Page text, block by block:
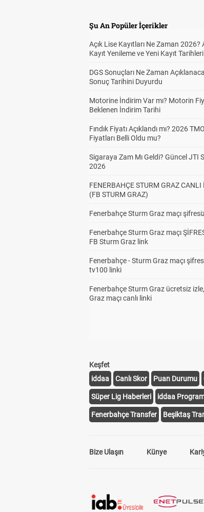
Şu An Popüler İçerikler
Açık Lise Kayıtları Ne Zaman 2026?
Kayıt Yenileme ve Yeni Kayıt Tarihleri
DGS Sonuçları Ne Zaman
Sonuç Tarihini Duyurdu
Motorine İndirim Var mı? Motorin
Beklenen İndirim Tarihi
Fındık Fiyatı Açıklandı mı? 2026
Fiyatları Belli Oldu mu?
Sigaraya Zam Mı Geldi? Güncel JTI
2026
FENERBAHÇE STURM GRAZ CANLI
(FB STURM GRAZ)
Fenerbahçe Sturm Graz maçı
Fenerbahçe Sturm Graz maçı
FB Sturm Graz link
Fenerbahçe - Sturm Graz maçı
tv100 linki
Fenerbahçe Sturm Graz ücretsiz
Graz maçı canlı linki
Keşfet
iddaa
Canlı Skor Puan Durumu
Süper Lig Haberleri iddaa
Fenerbahçe Transfer Beşiktaş
Bize Ulaşın Künye